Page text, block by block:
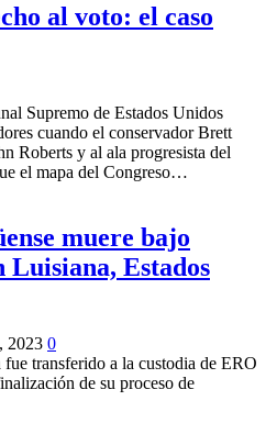
al voto: el caso
Supremo de Estados Unidos
cuando el conservador Brett
Roberts y al ala progresista del
el mapa del Congreso…
muere bajo
Luisiana, Estados
2023 0
transferido a la custodia de ERO
de su proceso de